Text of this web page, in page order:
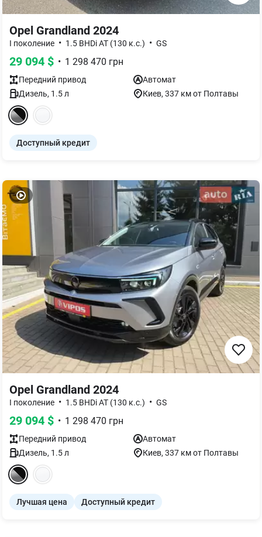
Opel Grandland 2024
I поколение • 1.5 BHDi AT (130 к.с.) • GS
29 094 $ • 1 298 470 грн
Передний привод
Автомат
Дизель, 1.5л Киев, 337 км от Полтавы
Доступный кредит
Opel Grandland 2024
I поколение • 1.5 BHDi AT (130 к.с.) • GS
29 094 $ • 1 298 470 грн
Передний привод
Автомат
Дизель, 1.5л Киев, 337 км от Полтавы
Лучшая цена Доступный кредит